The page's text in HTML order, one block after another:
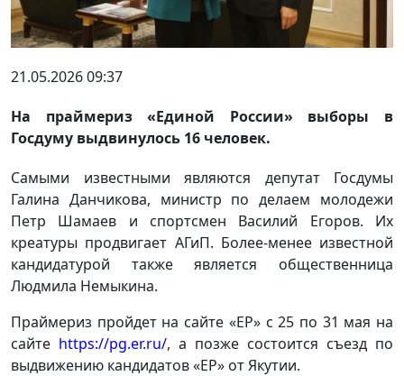
21.05.2026 09:37
На праймериз «Единой России» выборы в
Госдуму выдвинулось 16 человек.
Самыми известными являются депутат Госдумы
Галина Данчикова, министр по делаем молодежи
Петр Шамаев и спортсмен Василий Егоров. Их
креатуры продвигает АГиП. Более-менее известной
кандидатурой также является общественница
Людмила Немыкина.
Праймериз пройдет на сайте «ЕР» с 25 по 31 мая на
сайте https://pg.er.ru/, а позже состоится съезд по
выдвижению кандидатов «ЕР» от Якутии.